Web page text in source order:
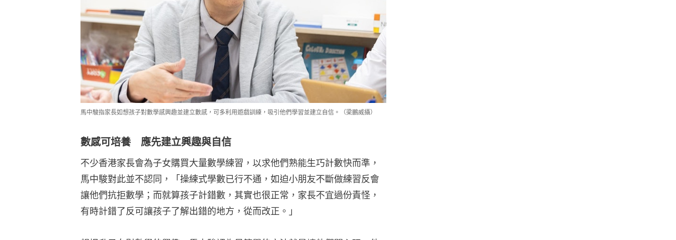
馬中駿指家長如想孩子對數學感興趣並建立數感，可多利用遊戲訓練，吸引他們學習並建立自信。（梁鵬威攝）
數感可培養 應先建立興趣與自信
不少香港家長會為子女購買大量數學練習，以求他們熟能生巧計數快而準，
馬中駿對此並不認同，「操練式學數已行不通，如迫小朋友不斷做練習反會
讓他們抗拒數學；而就算孩子計錯數，其實也很正常，家長不宜過份責怪，
有時計錯了反可讓孩子了解出錯的地方，從而改正。」